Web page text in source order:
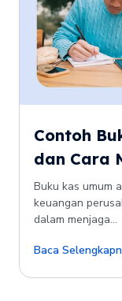
Contoh
dan Cara
Buku kas umum
keuangan
dalam menjaga...
Baca